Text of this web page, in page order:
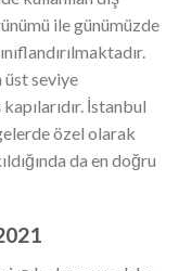
ile günümüzde
üst seviye
İstanbul
özel olarak
da en doğru